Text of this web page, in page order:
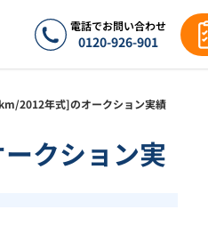
電話でお問い合わせ
0120-926-901
2012年式]のオークション実績
クション実